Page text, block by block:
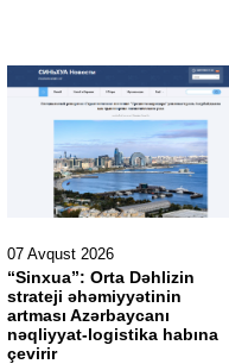
07 Avqust 2026
“Sinxua”: Orta Dəhlizin
strateji əhəmiyyətinin
artması Azərbaycanı
nəqliyyat-logistika habına
çevirir